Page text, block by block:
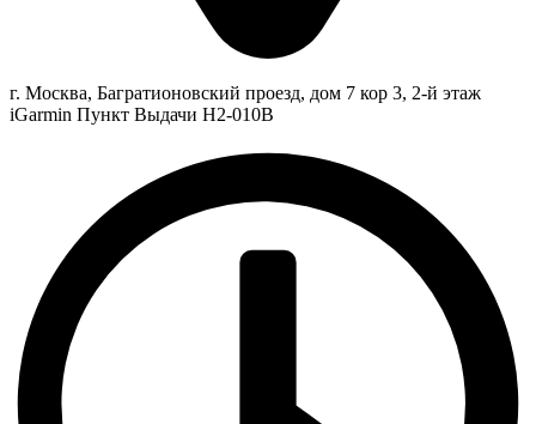
г. Москва, Багратионовский проезд, дом 7 кор 3, 2-й этаж
iGarmin Пункт Выдачи Н2-010В